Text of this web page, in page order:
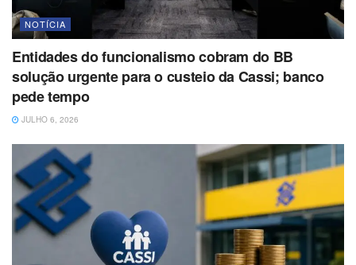
NOTÍCIA
Entidades do funcionalismo cobram do BB
solução urgente para o custeio da Cassi; banco
pede tempo
JULHO 6, 2026